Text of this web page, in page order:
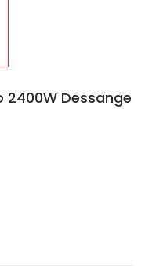
2400W Dessange